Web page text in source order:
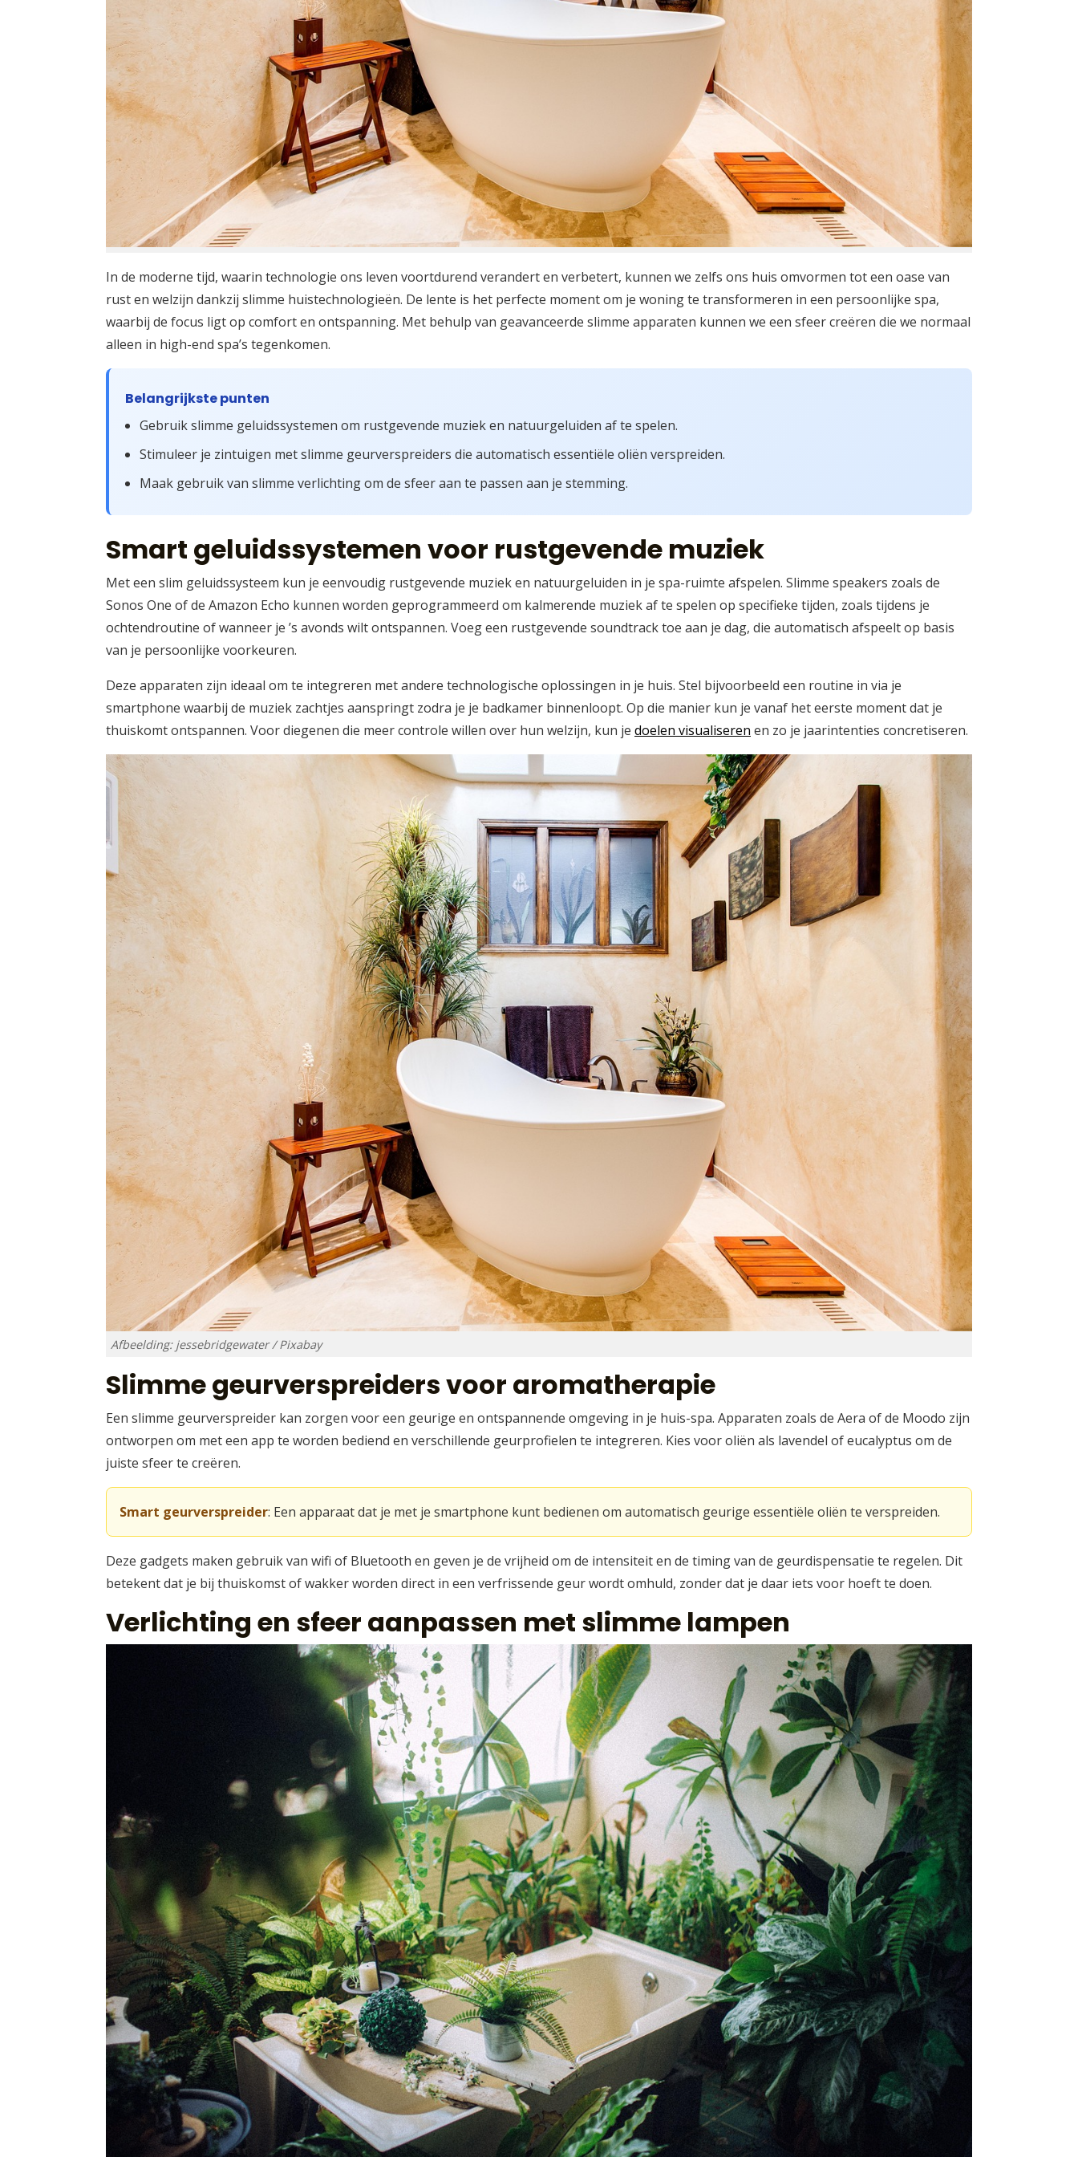
In de moderne tijd, waarin technologie ons leven voortdurend verandert en verbetert, kunnen we zelfs ons huis omvormen tot een oase van
rust en welzijn dankzij slimme huistechnologieën. De lente is het perfecte moment om je woning te transformeren in een persoonlijke spa,
waarbij de focus ligt op comfort en ontspanning. Met behulp van geavanceerde slimme apparaten kunnen we een sfeer creëren die we normaal
alleen in high-end spa’s tegenkomen.
Belangrijkste punten
Gebruik slimme geluidssystemen om rustgevende muziek en natuurgeluiden af te spelen.
Stimuleer je zintuigen met slimme geurverspreiders die automatisch essentiële oliën verspreiden.
Maak gebruik van slimme verlichting om de sfeer aan te passen aan je stemming.
Smart geluidssystemen voor rustgevende muziek
Met een slim geluidssysteem kun je eenvoudig rustgevende muziek en natuurgeluiden in je spa-ruimte afspelen. Slimme speakers zoals de
Sonos One of de Amazon Echo kunnen worden geprogrammeerd om kalmerende muziek af te spelen op specifieke tijden, zoals tijdens je
ochtendroutine of wanneer je ’s avonds wilt ontspannen. Voeg een rustgevende soundtrack toe aan je dag, die automatisch afspeelt op basis
van je persoonlijke voorkeuren.
Deze apparaten zijn ideaal om te integreren met andere technologische oplossingen in je huis. Stel bijvoorbeeld een routine in via je
smartphone waarbij de muziek zachtjes aanspringt zodra je je badkamer binnenloopt. Op die manier kun je vanaf het eerste moment dat je
thuiskomt ontspannen. Voor diegenen die meer controle willen over hun welzijn, kun je doelen visualiseren en zo je jaarintenties concretiseren.
Afbeelding: jessebridgewater / Pixabay
Slimme geurverspreiders voor aromatherapie
Een slimme geurverspreider kan zorgen voor een geurige en ontspannende omgeving in je huis-spa. Apparaten zoals de Aera of de Moodo zijn
ontworpen om met een app te worden bediend en verschillende geurprofielen te integreren. Kies voor oliën als lavendel of eucalyptus om de
juiste sfeer te creëren.
Smart geurverspreider: Een apparaat dat je met je smartphone kunt bedienen om automatisch geurige essentiële oliën te verspreiden.
Deze gadgets maken gebruik van wifi of Bluetooth en geven je de vrijheid om de intensiteit en de timing van de geurdispensatie te regelen. Dit
betekent dat je bij thuiskomst of wakker worden direct in een verfrissende geur wordt omhuld, zonder dat je daar iets voor hoeft te doen.
Verlichting en sfeer aanpassen met slimme lampen